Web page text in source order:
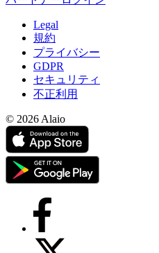
Legal
規約
プライバシー
GDPR
セキュリティ
不正利用
© 2026 Alaio